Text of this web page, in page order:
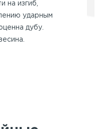
на изгиб,
ударным
дубу.